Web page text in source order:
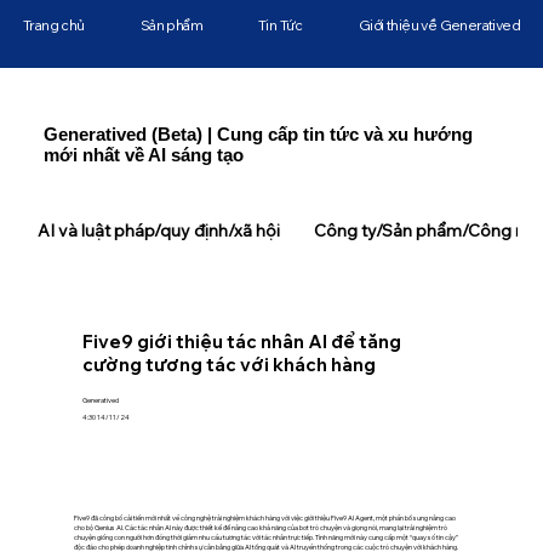
Generatived (Beta) | Cung cấp tin tức và xu hướng
mới nhất về AI sáng tạo
Five9 giới thiệu tác nhân AI để tăng
cường tương tác với khách hàng
Generatived
4:30 14/11/24
Five9 đã công bố cải tiến mới nhất về công nghệ trải nghiệm khách hàng với việc giới thiệu Five9 AI Agent, một phần bổ sung nâng cao
cho bộ Genius AI. Các tác nhân AI này được thiết kế để nâng cao khả năng của bot trò chuyện và giọng nói, mang lại trải nghiệm trò
chuyện giống con người hơn đồng thời giảm nhu cầu tương tác với tác nhân trực tiếp. Tính năng mới này cung cấp một “quay số tin cậy”
độc đáo cho phép doanh nghiệp tinh chỉnh sự cân bằng giữa AI tổng quát và AI truyền thống trong các cuộc trò chuyện với khách hàng.
Trang chủ Sản phẩm Tin Tức Giới thiệu về Generatived
AI và luật pháp/quy định/xã hội Công ty/Sản phẩm/Công